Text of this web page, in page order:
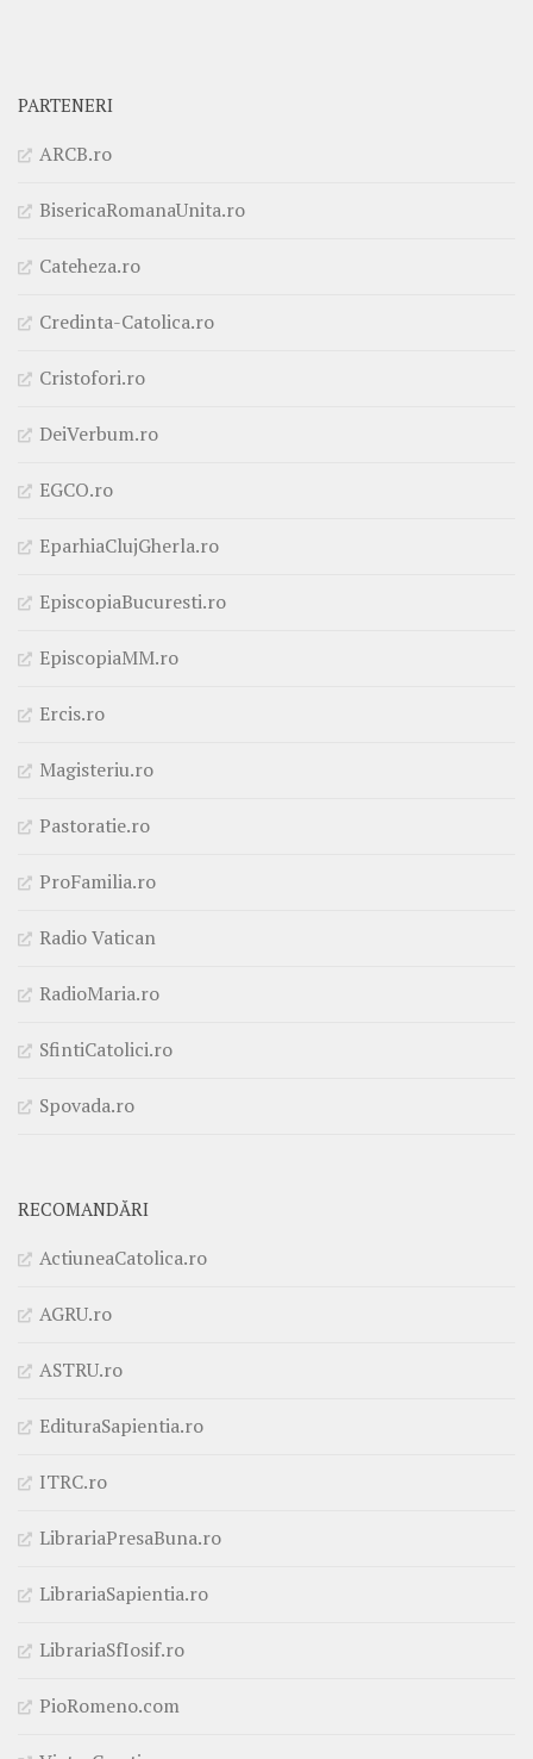
PARTENERI
ARCB.ro
BisericaRomanaUnita.ro
Cateheza.ro
Credinta-Catolica.ro
Cristofori.ro
DeiVerbum.ro
EGCO.ro
EparhiaClujGherla.ro
EpiscopiaBucuresti.ro
EpiscopiaMM.ro
Ercis.ro
Magisteriu.ro
Pastoratie.ro
ProFamilia.ro
Radio Vatican
RadioMaria.ro
SfintiCatolici.ro
Spovada.ro
RECOMANDĂRI
ActiuneaCatolica.ro
AGRU.ro
ASTRU.ro
EdituraSapientia.ro
ITRC.ro
LibrariaPresaBuna.ro
LibrariaSapientia.ro
LibrariaSfIosif.ro
PioRomeno.com